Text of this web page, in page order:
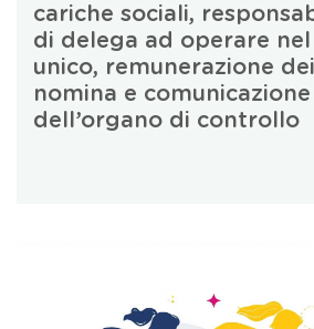
cariche sociali,
di delega ad operare
unico, remunerazione
nomina e
dell’organo di controllo